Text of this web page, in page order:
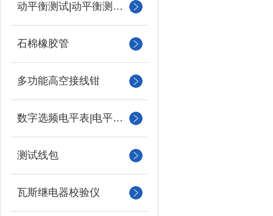
动平衡测试|动平衡测量仪
石棉橡胶管
多功能高空接线钳
数字选频电平表|电平振荡器
测试线包
瓦斯继电器校验仪